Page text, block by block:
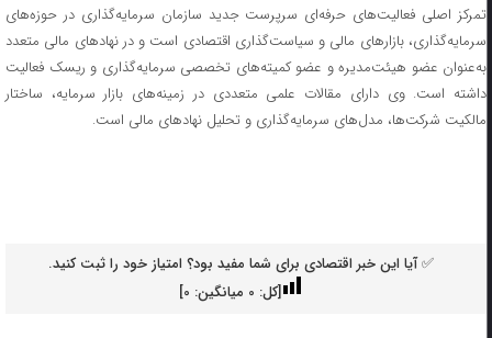
تمرکز اصلی فعالیت‌های حرفه‌ای سرپرست جدید سازمان سرمایه‌گذاری در حوزه‌های
سرمایه‌گذاری، بازار‌های مالی و سیاست‌گذاری اقتصادی است و در نهاد‌های مالی متعدد
به‌عنوان عضو هیئت‌مدیره و عضو کمیته‌های تخصصی سرمایه‌گذاری و ریسک فعالیت
داشته است. وی دارای مقالات علمی متعددی در زمینه‌های بازار سرمایه، ساختار
مالکیت شرکت‌ها، مدل‌های سرمایه‌گذاری و تحلیل نهاد‌های مالی است.
✅ آیا این خبر اقتصادی برای شما مفید بود؟ امتیاز خود را ثبت کنید.
[کل: 0میانگین: 0
]